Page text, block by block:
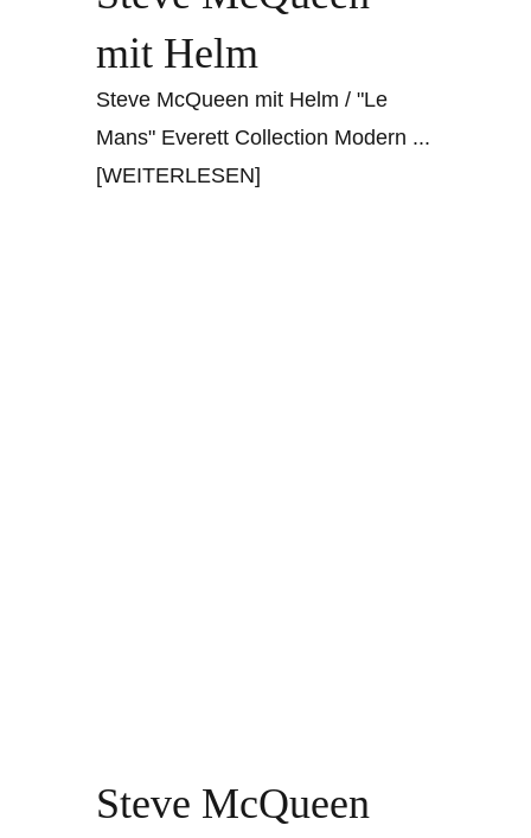
mit Helm
Steve McQueen mit Helm / "Le
Mans" Everett Collection Modern ...
[WEITERLESEN]
Steve McQueen